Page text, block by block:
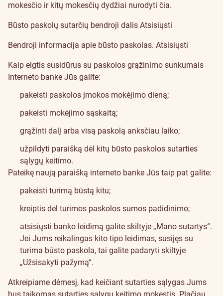
mokesčio ir kitų mokesčių dydžiai nurodyti čia.
Būsto paskolų sutarčių bendroji dalis Atsisiųsti
Bendroji informacija apie būsto paskolas. Atsisiųsti
Kaip elgtis susidūrus su paskolos grąžinimo sunkumais
Interneto banke Jūs galite:
pakeisti paskolos įmokos mokėjimo dieną;
pakeisti mokėjimo sąskaitą;
grąžinti dalį arba visą paskolą anksčiau laiko;
užpildyti paraišką dėl kitų būsto paskolos sutarties
sąlygų keitimo.
Pateikę naują paraišką interneto banke Jūs taip pat galite:
pakeisti turimą būstą kitu;
kreiptis dėl turimos paskolos sumos padidinimo;
atsisiųsti banko leidimą galite skiltyje „Mano sutartys“.
Jei Jums reikalingas kito tipo leidimas, susijęs su
turima būsto paskola, tai galite padaryti skiltyje
„Užsisakyti pažymą“.
Atkreipiame dėmesį, kad keičiant sutarties sąlygas Jums